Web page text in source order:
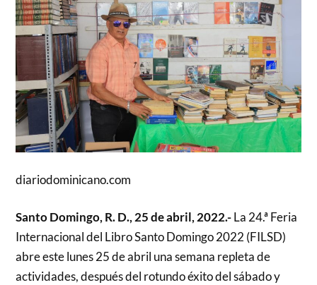
diariodominicano.com
Santo Domingo, R. D., 25 de abril, 2022.-La 24.ª Feria
Internacional del Libro Santo Domingo 2022 (FILSD)
abre este lunes 25 de abril una semana repleta de
actividades, después del rotundo éxito del sábado y